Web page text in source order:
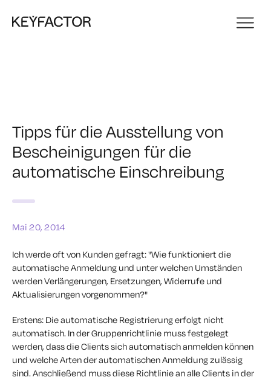
Tipps für die Ausstellung von
Bescheinigungen für die
automatische Einschreibung
Mai 20, 2014
Ich werde oft von Kunden gefragt: "Wie funktioniert die
automatische Anmeldung und unter welchen Umständen
werden Verlängerungen, Ersetzungen, Widerrufe und
Aktualisierungen vorgenommen?"
Erstens: Die automatische Registrierung erfolgt nicht
automatisch. In der Gruppenrichtlinie muss festgelegt
werden, dass die Clients sich automatisch anmelden können
und welche Arten der automatischen Anmeldung zulässig
sind. Anschließend muss diese Richtlinie an alle Clients in der